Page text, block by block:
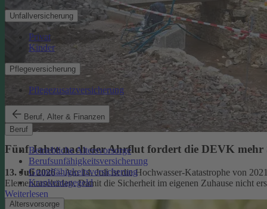
Unfallversicherung
Privat
Kinder
Pflegeversicherung
Pflegezusatzversicherung
Beruf, Alter & Finanzen
Beruf
Betriebliche Altersvorsorge
Berufsunfähigkeitsversicherung
Grundfähigkeitsversicherung
Krankentagegeld
Altersvorsorge
Fünf Jahre nach der Ahrflut fordert die DEVK mehr
13. Juli 2026– Am 14. Juli ist die Hochwasser-Katastrophe von
Elementarschäden. Damit die Sicherheit im eigenen Zuhause nicht
Weiterlesen